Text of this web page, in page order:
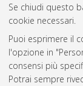
Se chiudi questo
cookie necessari.
Puoi esprimere il
l'opzione in
consensi più
Potrai sempre
Atom
Rss 1.0
Rss 2.0